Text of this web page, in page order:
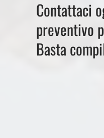
Contattaci
preventivo
Basta